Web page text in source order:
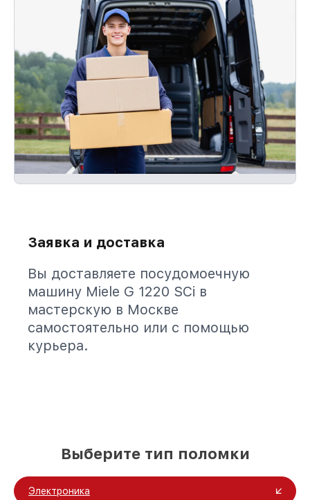
Заявка и доставка
Вы доставляете посудомоечную
машину Miele G 1220 SCi в
мастерскую в Москве
самостоятельно или с помощью
курьера.
Выберите тип поломки
Электроника